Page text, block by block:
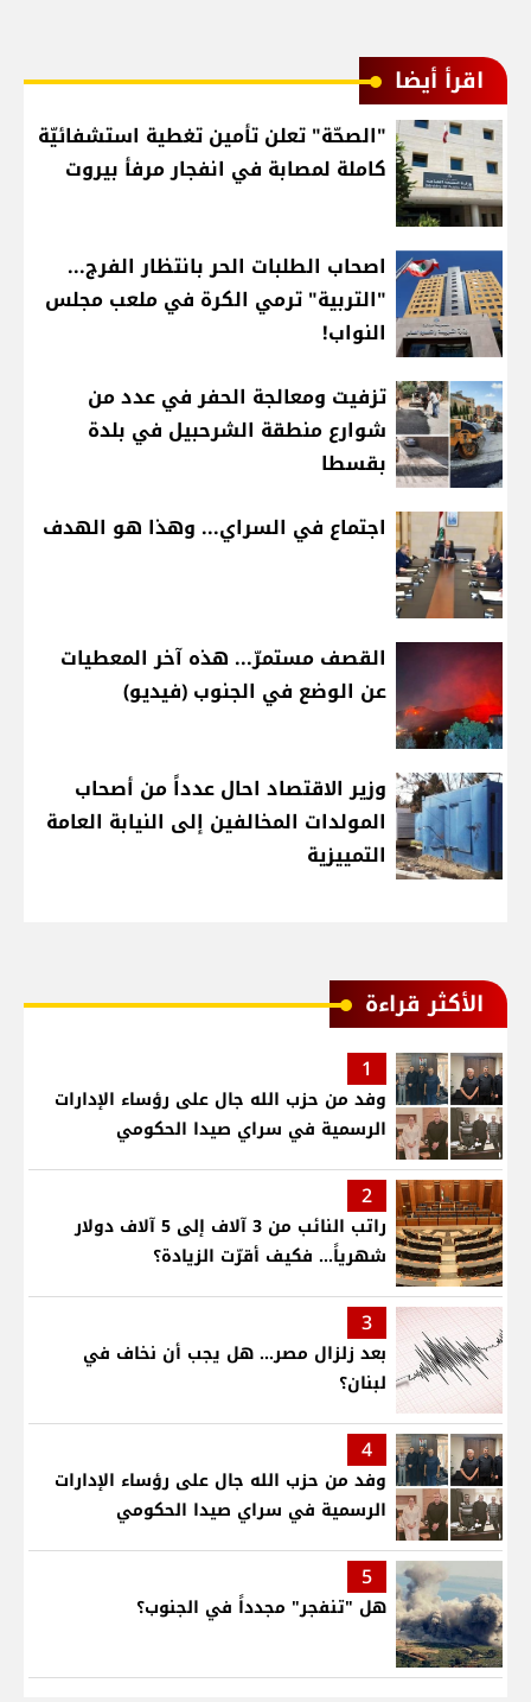
اقرأ أيضا
"الصحّة" تعلن تأمين تغطية استشفائيّة
كاملة لمصابة في انفجار مرفأ بيروت
اصحاب الطلبات الحر بانتظار الفرج...
"التربية" ترمي الكرة في ملعب مجلس
النواب!
تزفيت ومعالجة الحفر في عدد من
شوارع منطقة الشرحبيل في بلدة
بقسطا
اجتماع في السراي... وهذا هو الهدف
القصف مستمرّ... هذه آخر المعطيات
عن الوضع في الجنوب (فيديو)
وزير الاقتصاد احال عدداً من أصحاب
المولدات المخالفين إلى النيابة العامة
التمييزية
الأكثر قراءة
1
وفد من حزب الله جال على رؤساء الإدارات
الرسمية في سراي صيدا الحكومي
2
راتب النائب من 3 آلاف إلى 5 آلاف دولار
شهرياً... فكيف أقرّت الزيادة؟
3
بعد زلزال مصر... هل يجب أن نخاف في
لبنان؟
4
وفد من حزب الله جال على رؤساء الإدارات
الرسمية في سراي صيدا الحكومي
5
هل "تنفجر" مجدداً في الجنوب؟